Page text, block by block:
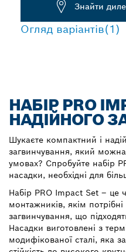
Знайти
Огляд варіантів(1)
НАБІР PRO
НАДІЙНОГО
Шукаєте компактний і
загвинчування, який
умовах? Спробуйте набір
насадки, необхідні для
Набір PRO Impact Set – це
монтажників, якім
загвинчування, що
Насадки виготовлені з
модифікованої сталі, яка